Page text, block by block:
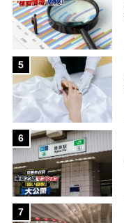
5
6
7